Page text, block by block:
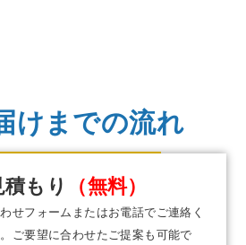
けまでの流れ
もり （無料）
せフォームまたはお電話でご連絡く
ご要望に合わせたご提案も可能で